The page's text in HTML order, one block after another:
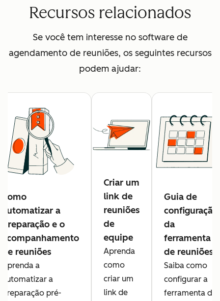
Recursos relacionados
Se você tem interesse no software de
agendamento de reuniões, os seguintes recursos
podem ajudar:
Como
automatizar a
preparação e o
acompanhamento
de reuniões
Aprenda a
automatizar a
preparação pré-
Criar um
link de
reuniões
de
equipe
Aprenda
como
criar um
link de
Guia de
configuração
da
ferramenta
de reuniões
Saiba como
configurar a
ferramenta de